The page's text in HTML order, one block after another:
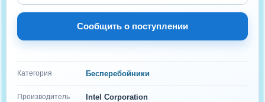
Сообщить о поступлении
Категория Бесперебойники
Производитель Intel Corporation